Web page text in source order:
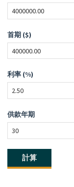
首期 ($)
利率 (%)
供款年期